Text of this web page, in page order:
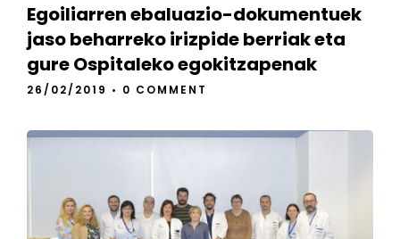
Egoiliarren ebaluazio-dokumentuek
jaso beharreko irizpide berriak eta
gure Ospitaleko egokitzapenak
26/02/2019 • 0 COMMENT